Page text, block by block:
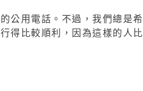
公用電話。不過，我們總是希
得比較順利，因為這樣的人比